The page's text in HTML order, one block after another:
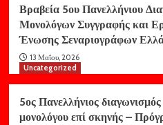
Βραβεία 5ου Πανελλήνιου
Μονολόγων Συγγραφής και
Ένωσης Σεναριογράφων
13 Μαΐου, 2026
Uncategorized
5ος Πανελλήνιος
μονολόγου επί σκηνής –